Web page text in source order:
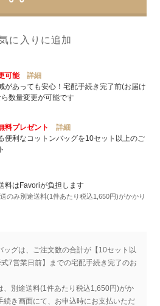
可能詳細
があっても安心！宅配手続き完了前(お届け
数量変更が可能です
料プレゼント
詳細
便利なコットンバッグを10セット以上のご
料はFavoriが負担します
のみ別途送料(1件あたり税込1,650円)がかかり
ッグは、ご注文数の合計が【10セット以
式7営業日前】までの宅配手続き完了のお
、別途送料(1件あたり税込1,650円)がか
続き画面にて、お申込時にお支払いただ